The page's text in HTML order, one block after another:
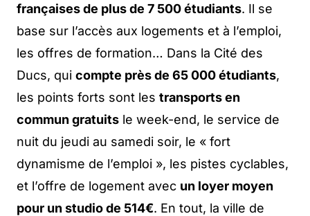
françaises de plus de 7 500 étudiants. Il se
base sur l’accès aux logements et à l’emploi,
les offres de formation… Dans la Cité des
Ducs, qui compte près de 65 000 étudiants,
les points forts sont les transports en
commun gratuits le week-end, le service de
nuit du jeudi au samedi soir, le « fort
dynamisme de l’emploi », les pistes cyclables,
et l’offre de logement avec un loyer moyen
pour un studio de 514€. En tout, la ville de